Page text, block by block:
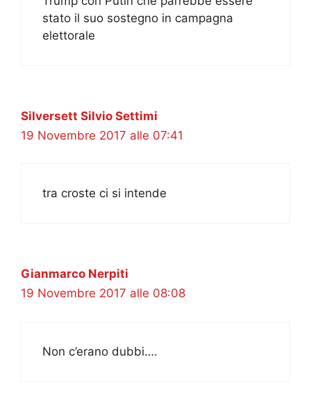
stato il suo sostegno in campagna
elettorale
Silversett Silvio Settimi
19 Novembre 2017 alle 07:41
tra croste ci si intende
Gianmarco Nerpiti
19 Novembre 2017 alle 08:08
Non c’erano dubbi….